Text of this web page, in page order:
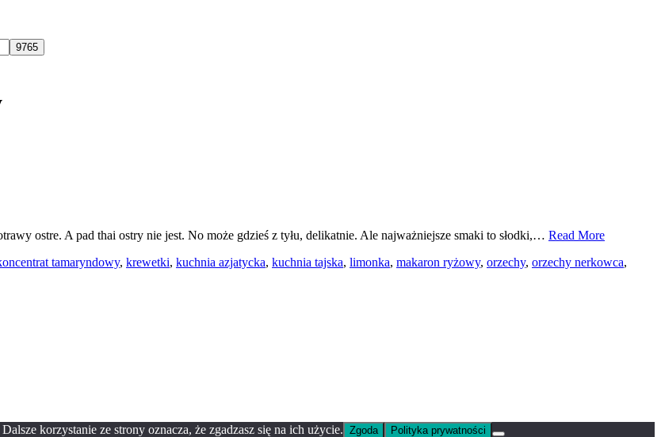
ostre. A pad thai ostry nie jest. No może gdzieś z tyłu, delikatnie. Ale najważniejsze smaki to słodki,… Read More
tamaryndowy, krewetki, kuchnia azjatycka, kuchnia tajska, limonka, makaron ryżowy, orzechy, orzechy nerkowca,
korzystanie ze strony oznacza, że zgadzasz się na ich użycie. Zgoda Polityka prywatności